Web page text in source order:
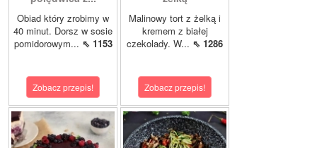
Obiad który zrobimy w
40 minut. Dorsz w sosie
pomidorowym... ⇖ 1153
Zobacz przepis!
Malinowy tort z żelką i
kremem z białej
czekolady. W... ⇖ 1286
Zobacz przepis!